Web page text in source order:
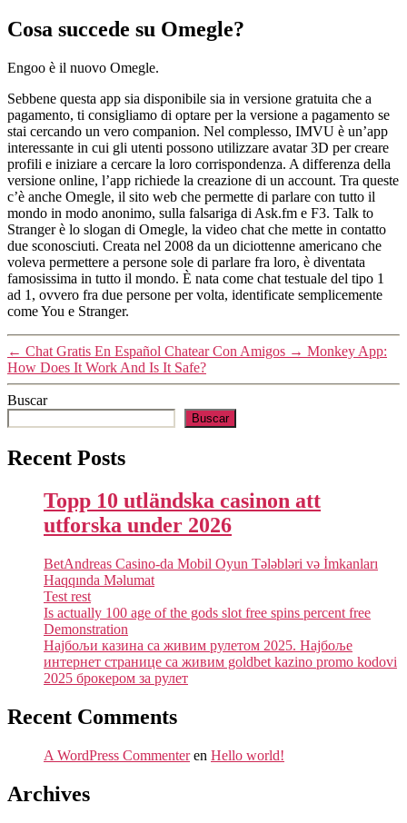
Cosa succede su Omegle?
Engoo è il nuovo Omegle.
Sebbene questa app sia disponibile sia in versione gratuita che a
pagamento, ti consigliamo di optare per la versione a pagamento se
stai cercando un vero companion. Nel complesso, IMVU è un’app
interessante in cui gli utenti possono utilizzare avatar 3D per creare
profili e iniziare a cercare la loro corrispondenza. A differenza della
versione online, l’app richiede la creazione di un account. Tra queste
c’è anche Omegle, il sito web che permette di parlare con tutto il
mondo in modo anonimo, sulla falsariga di Ask.fm e F3. Talk to
Stranger è lo slogan di Omegle, la video chat che mette in contatto
due sconosciuti. Creata nel 2008 da un diciottenne americano che
voleva permettere a persone sole di parlare fra loro, è diventata
famosissima in tutto il mondo. È nata come chat testuale del tipo 1
ad 1, ovvero fra due persone per volta, identificate semplicemente
come You e Stranger.
← Chat Gratis En Español Chatear Con Amigos → Monkey App:
How Does It Work And Is It Safe?
Buscar
Buscar
Recent Posts
Topp 10 utländska casinon att
utforska under 2026
BetAndreas Casino-da Mobil Oyun Tələbləri və İmkanları
Haqqında Məlumat
Test rest
Is actually 100 age of the gods slot free spins percent free
Demonstration
Најбољи казина са живим рулетом 2025. Најбоље
интернет странице са живим goldbet kazino promo kodovi
2025 брокером за рулет
Recent Comments
A WordPress Commenteren Hello world!
Archives